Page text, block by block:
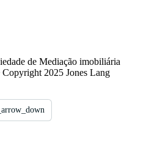
de Mediação imobiliária
2025 Jones Lang